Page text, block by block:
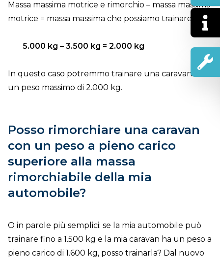
Massa massima motrice e rimorchio – massa massima
motrice = massa massima che possiamo trainare
5.000 kg – 3.500 kg = 2.000 kg
In questo caso potremmo trainare una caravan con
un peso massimo di 2.000 kg.
Posso rimorchiare una caravan
con un peso a pieno carico
superiore alla massa
rimorchiabile della mia
automobile?
O in parole più semplici: se la mia automobile può
trainare fino a 1.500 kg e la mia caravan ha un peso a
pieno carico di 1.600 kg, posso trainarla? Dal nuovo